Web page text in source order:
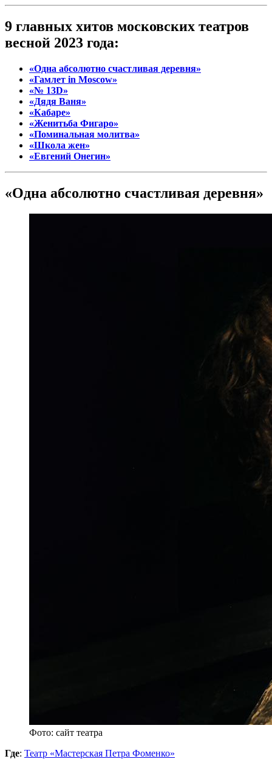
9 главных хитов московских театров
весной 2023 года:
«Одна аб­со­лют­но счаст­ли­вая де­рев­ня»
«Гамлет in Moscow»
«№ 13D»
«Дядя Ваня»
«Кабаре»
«Женитьба Фигаро»
«Поминальная молитва»
«Школа жен»
«Евгений Онегин»
«Одна аб­со­лют­но счаст­ли­вая де­рев­ня»
Фото: сайт театра
Где: Театр «Мастерская Петра Фоменко»